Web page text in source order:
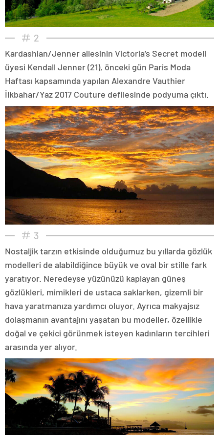
2
Kardashian/Jenner ailesinin Victoria’s Secret modeli
üyesi Kendall Jenner (21), önceki gün Paris Moda
Haftası kapsamında yapılan Alexandre Vauthier
İlkbahar/Yaz 2017 Couture defilesinde podyuma çıktı.
3
Nostaljik tarzın etkisinde olduğumuz bu yıllarda gözlük
modelleri de alabildiğince büyük ve oval bir stille fark
yaratıyor. Neredeyse yüzünüzü kaplayan güneş
gözlükleri, mimikleri de ustaca saklarken, gizemli bir
hava yaratmanıza yardımcı oluyor. Ayrıca makyajsız
dolaşmanın avantajını yaşatan bu modeller, özellikle
doğal ve çekici görünmek isteyen kadınların tercihleri
arasında yer alıyor.